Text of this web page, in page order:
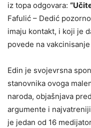
iz topa odgovara:
Fafulić – Dedić
imaju kontakt, i koji je
povede na
Edin je svojevrsna
stanovnika ovoga
naroda, objašnjava
argumente i
je jedan od 16